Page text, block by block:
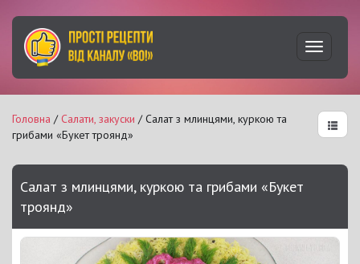
Головна / Салати, закуски / Салат з млинцями, куркою та
грибами «Букет троянд»
Салат з млинцями, куркою та грибами «Букет
троянд»